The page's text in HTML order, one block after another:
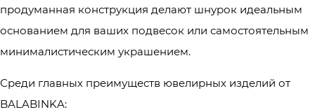
продуманная конструкция делают шнурок идеальным
основанием для ваших подвесок или самостоятельным
минималистическим украшением.
Среди главных преимуществ ювелирных изделий от
BALABINKA: